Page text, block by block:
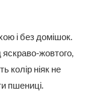
і без домішок.
яскраво-жовтого,
колір ніяк не
пшениці.